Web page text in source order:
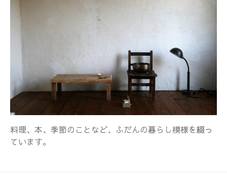
料理、本、季節のことなど、ふだんの暮らし模様を綴っ
ています。